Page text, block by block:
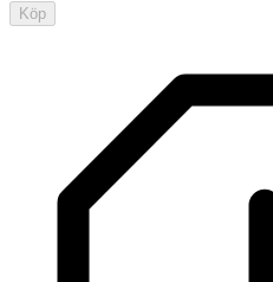
Köp